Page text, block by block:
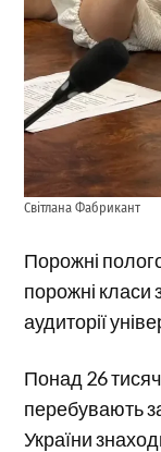
Світлана Фабрикант
Порожні
порожні класи
аудиторії
Понад 26
перебувають
України